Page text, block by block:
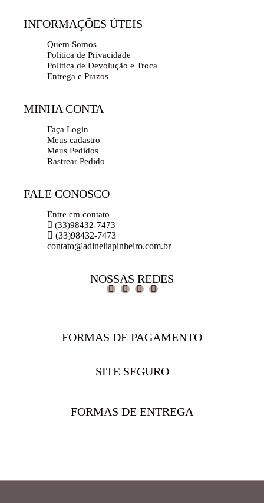
INFORMAÇÕES ÚTEIS
Quem Somos
Politica de Privacidade
Politica de Devolução e Troca
Entrega e Prazos
MINHA CONTA
Faça Login
Meus cadastro
Meus Pedidos
Rastrear Pedido
FALE CONOSCO
Entre em contato
(33)98432-7473
(33)98432-7473
contato@adineliapinheiro.com.br
NOSSAS REDES
FORMAS DE PAGAMENTO
SITE SEGURO
FORMAS DE ENTREGA